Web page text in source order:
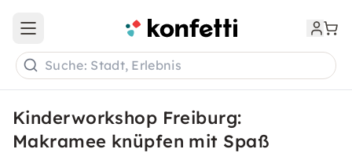
Open main menu
Suche: Stadt, Erlebnis
Kinderworkshop Freiburg:
Makramee knüpfen mit Spaß